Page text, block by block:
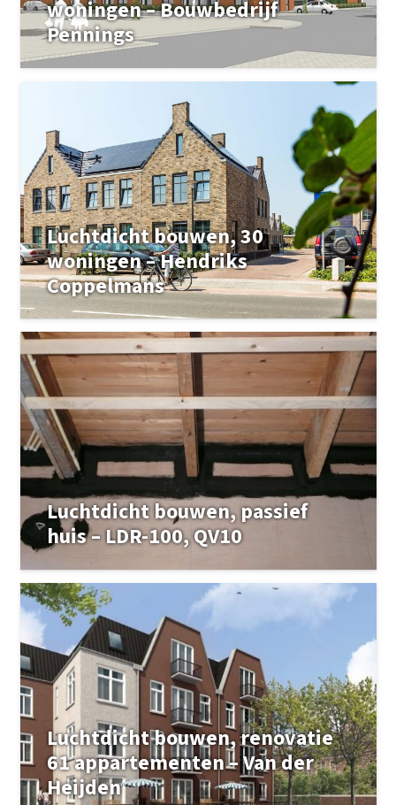
woningen – Bouwbedrijf
Pennings
Luchtdicht bouwen, 30
woningen – Hendriks
Coppelmans
Luchtdicht bouwen, passief
huis – LDR-100, QV10
Luchtdicht bouwen, renovatie
61 appartementen – Van der
Heijden